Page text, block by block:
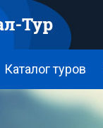
Каталог туров